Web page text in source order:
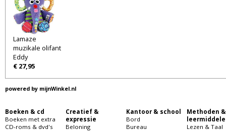
Lamaze
muzikale olifant
Eddy
€ 27,95
powered by mijnWinkel.nl
Boeken & cd
Boeken met extra
CD-roms & dvd's
Creatief &
expressie
Beloning
Kantoor & school
Bord
Bureau
Methoden &
Lezen & Taal